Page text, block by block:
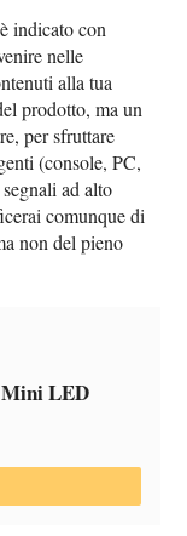
indicato con
nelle
alla tua
prodotto, ma un
per sfruttare
(console, PC,
ad alto
comunque di
non del pieno
LED